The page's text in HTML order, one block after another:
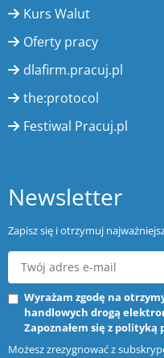
Kurs Walut
Oferty pracy
dlafirm.pracuj.pl
the:protocol
Festiwal Pracuj.pl
Newsletter
Zapisz się i otrzymuj
Wyrażam zgodę na
handlowych drogą
Zapoznałem się z polityką
Możesz zrezygnować z